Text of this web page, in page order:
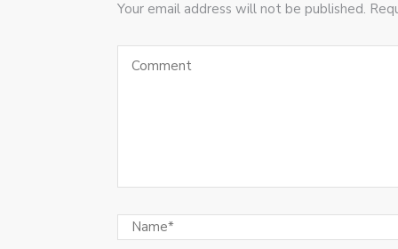
Your email address will not be published.